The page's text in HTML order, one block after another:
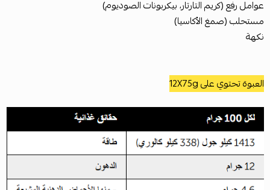
عوامل رفع (كريم التارتار، بيكربونات الصوديوم)
مستحلب (صمغ الأكاسيا)
نكهة
العبوة تحتوي على 12X75g